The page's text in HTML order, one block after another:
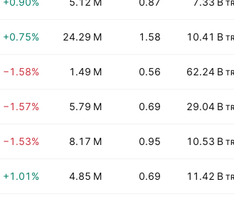
+0.75% 24.29 M 1.58 10.41 B
−1.58% 1.49 M 0.56 62.24 B
−1.57% 5.79 M 0.69 29.04 B
−1.53% 8.17 M 0.95 10.53 B
+1.01% 4.85 M 0.69 11.42 B